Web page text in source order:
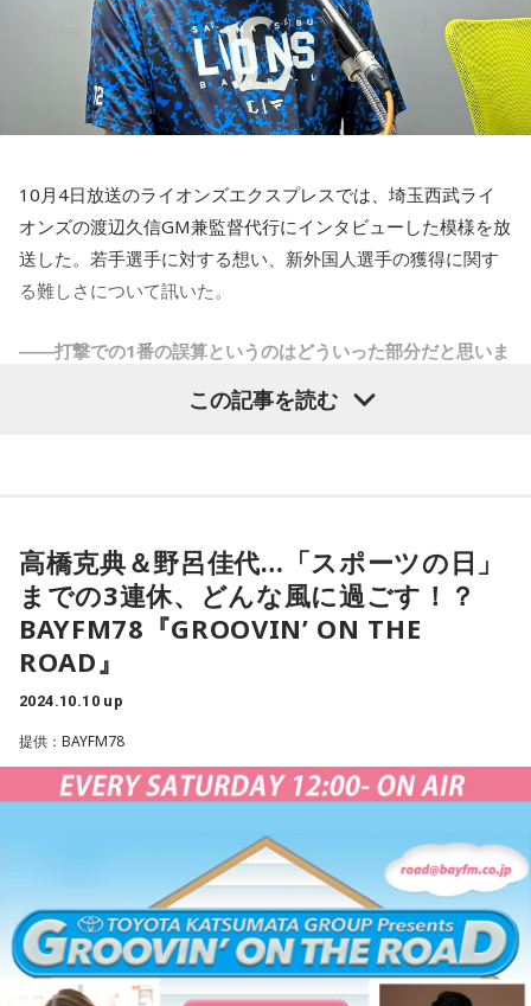
火曜日はおやつの時間。
皆さんも3時のお茶会を目標に、ラジオを聞きながら一踏ん張
りしてくださいね！
最新の放送を聴く
10月4日放送のライオンズエクスプレスでは、埼玉西武ライ
オンズの渡辺久信GM兼監督代行にインタビューした模様を放
送した。若手選手に対する想い、新外国人選手の獲得に関す
る難しさについて訊いた。
――打撃での1番の誤算というのはどういった部分だと思いま
渡辺「キャンプから振り込み不足というのがあるかもしれな
の時点から若い選手で手がボロボロになるまでバットを振っ
ている選手というのはあまりいなかったと思います。経験が
ある選手は自分の体調とかを見ながらやっていくのが当たり
前なんですけど、若くて経験がない選手はボロボロになるま
で練習をやる時期というのがありますし、そういう時期を経
てレギュラーを掴んでいくので、ベテランと同じ練習量をや
っていてもうまくなるはずもないかなという感じですね」
――新外国人選手のアギラー、コルデロの両選手がファンの
得に関する難しさについて改めてどう思いますか？
渡辺「今年は昨年のことを検証しながらホームランを打てる
外国人選手が必要だというところもありまして、長距離砲の
アギラー、コルデロを獲得したわけですが、こればっかりは
なかなか難しい問題もありまして、日本の野球にアジャスト
この記事を読む
高橋克典＆野呂佳代…「スポーツの日」
までの3連休、どんな風に過ごす！？
BAYFM78『GROOVIN’ ON THE
ROAD』
2024.10.10 up
提供：BAYFM78